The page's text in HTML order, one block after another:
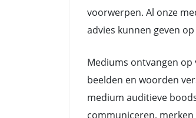
voorwerpen. Al onze
advies kunnen geven
Mediums ontvangen
beelden en woorden
medium auditieve
communiceren, merken